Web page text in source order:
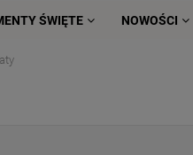
ŚWIĘTE NOWOŚCI